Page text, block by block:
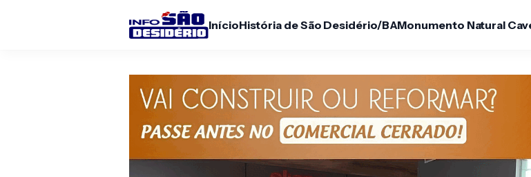
InícioHistória de São Desidério/BAMonumento Natural